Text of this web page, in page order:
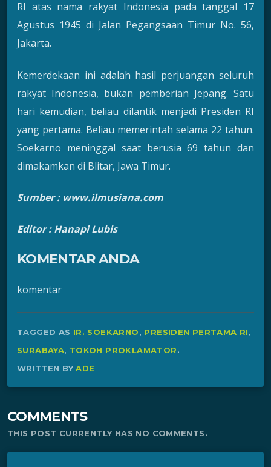
RI atas nama rakyat Indonesia pada tanggal 17
Agustus 1945 di Jalan Pegangsaan Timur No. 56,
Jakarta.
Kemerdekaan ini adalah hasil perjuangan seluruh
rakyat Indonesia, bukan pemberian Jepang. Satu
hari kemudian, beliau dilantik menjadi Presiden RI
yang pertama. Beliau memerintah selama 22 tahun.
Soekarno meninggal saat berusia 69 tahun dan
dimakamkan di Blitar, Jawa Timur.
Sumber : www.ilmusiana.com
Editor : Hanapi Lubis
KOMENTAR ANDA
komentar
TAGGED AS IR. SOEKARNO, PRESIDEN PERTAMA RI,
SURABAYA, TOKOH PROKLAMATOR.
WRITTEN BYADE
COMMENTS
THIS POST CURRENTLY HAS NO COMMENTS.